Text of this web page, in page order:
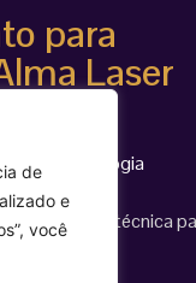
de
e
você
para
Laser
alta tecnologia
avaliação técnica